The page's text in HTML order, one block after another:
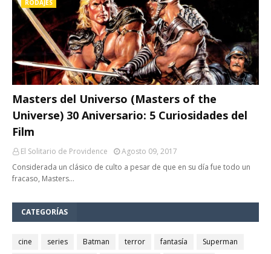
RODAJES
Masters del Universo (Masters of the
Universe) 30 Aniversario: 5 Curiosidades del
Film
El Solitario de Providence
Agosto 09, 2017
Considerada un clásico de culto a pesar de que en su día fue todo un
fracaso, Masters…
CATEGORÍAS
cine series Batman terror fantasía
Superman